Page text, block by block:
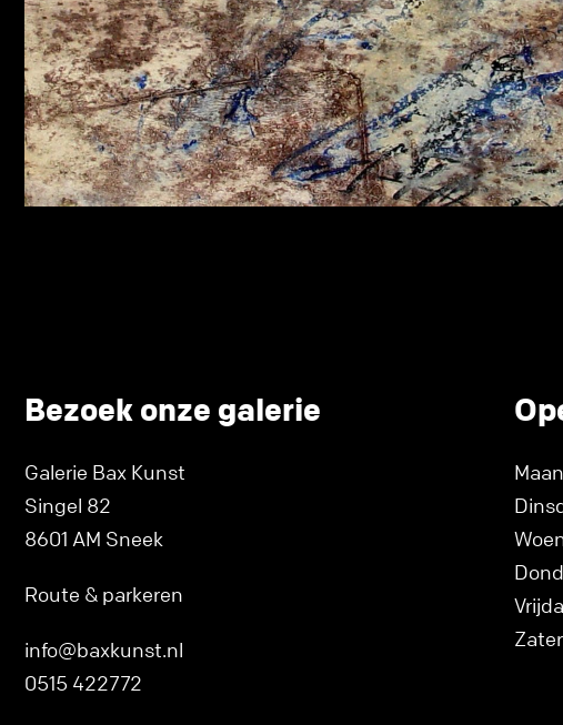
Bezoek onze galerie
Galerie Bax Kunst
Singel 82
8601 AM Sneek
Route & parkeren
info@baxkunst.nl
0515 422772